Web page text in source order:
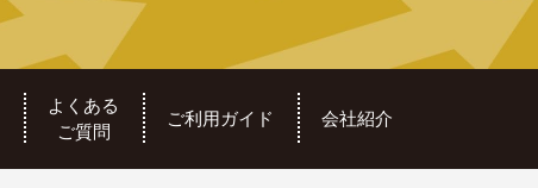
よくある
ご質問
ご利用ガイド 会社紹介